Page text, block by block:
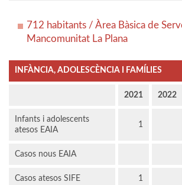
712 habitants / Àrea Bàsica de
Mancomunitat La Plana
INFÀNCIA, ADOLESCÈNCIA I FAMÍLIES
2021 2022
Infants i adolescents
atesos EAIA
1
Casos nous EAIA
Casos atesos SIFE 1